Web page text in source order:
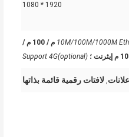
1920 * 1080
10M/100M/1000M
10 م / 100 م /
؛
Support 4G(optional)
, لافتات رقمية قائمة بذاتها